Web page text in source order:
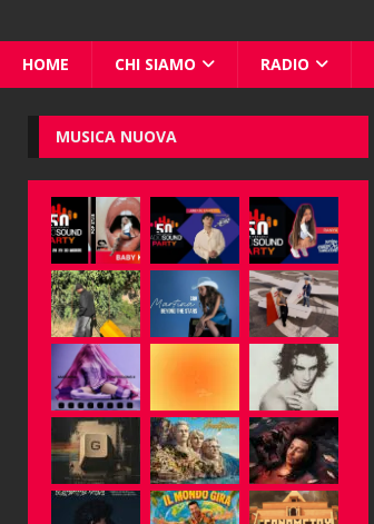
HOME CHI SIAMO RADIO
MUSICA NUOVA